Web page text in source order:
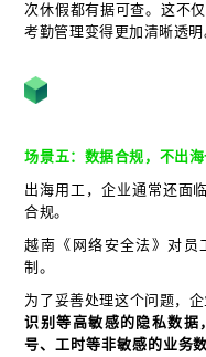
次休假都有据可查。这不
考勤管理变得更加清晰透明
场景五：数据合规，不出
出海用工，企业通常还面
合规。
越南《网络安全法》对员
制。
为了妥善处理这个问题，企
识别等高敏感的隐私数据
号、工时等非敏感的业务